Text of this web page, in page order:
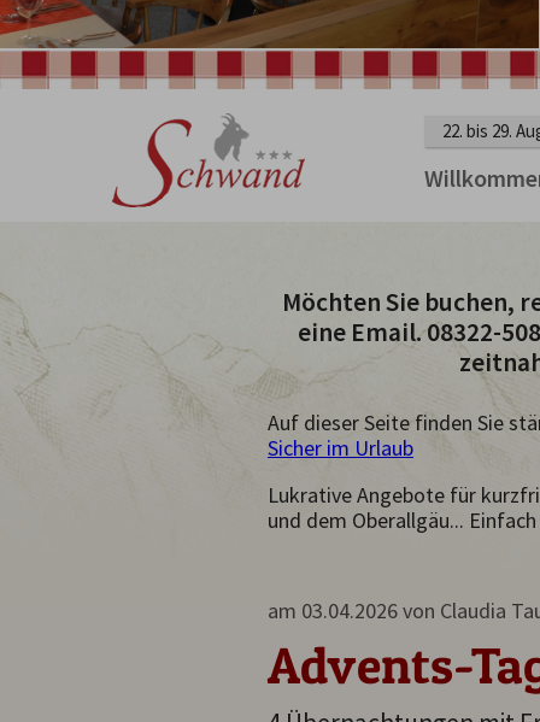
22. bis 29.
Möchten Sie buchen,
eine Email. 08322-
Auf dieser Seite finden Sie
Sicher im Urlaub
Lukrative Angebote für
und dem Oberallgäu...
am 03.04.2026von Claudia
Advents-